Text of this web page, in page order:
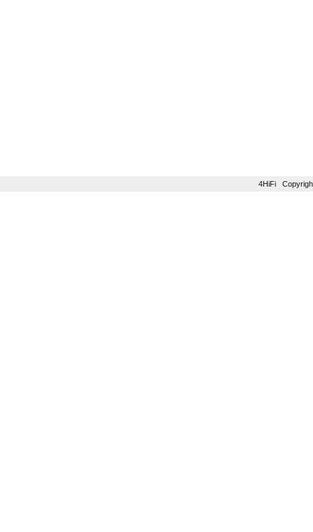
4HiFi